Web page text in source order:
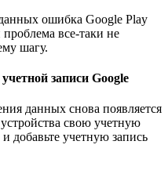
ошибка Google Play
все-таки не
шагу.
записи Google
данных снова появляется
свою учетную
и добавьте учетную запись